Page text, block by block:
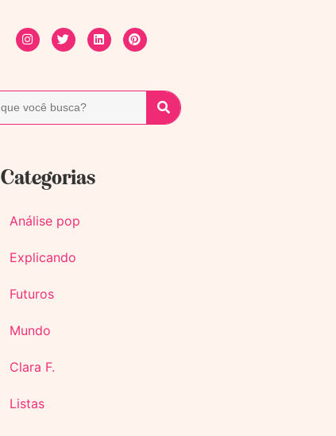
Categorias
Análise pop
Explicando
Futuros
Mundo
Clara F.
Listas